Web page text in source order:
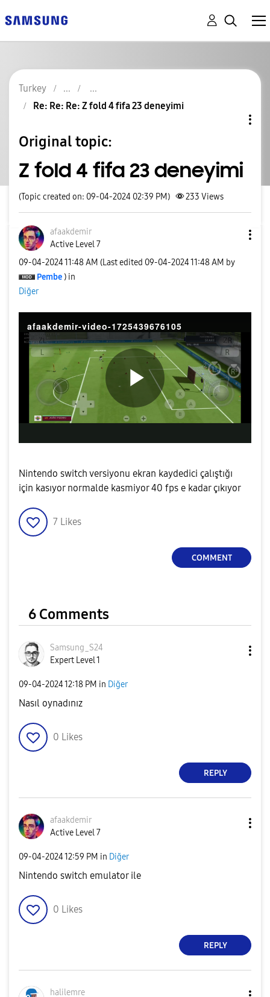
Turkey
Re: Re: Re: Z fold 4 fifa 23 deneyimi
Original topic:
Z fold 4 fifa 23 deneyimi
(Topic created on: 09-04-2024 02:39 PM) 233 Views
afaakdemir
Active Level 7
‎09-04-202411:48 AM (Last edited ‎09-04-202411:48 AM by
Pembe ) in
Diğer
afaakdemir-video-1725439676105
P
l
o
Nintendo switch versiyonu ekran kaydedici çalıştığı
için kasıyor normalde kasmiyor 40 fps e kadar çıkıyor
7 Likes
COMMENT
6 Comments
Samsung_S24
Expert Level 1
‎09-04-202412:18 PM in Diğer
Nasıl oynadınız
0 Likes
REPLY
afaakdemir
Active Level 7
‎09-04-202412:59 PM in Diğer
Nintendo switch emulator ile
0 Likes
REPLY
halilemre